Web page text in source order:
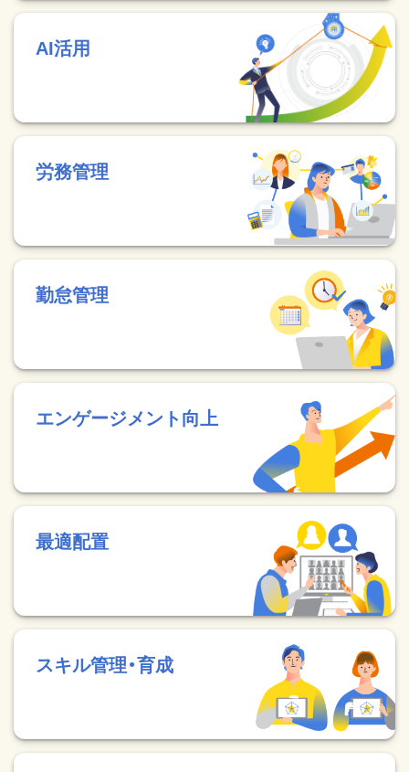
AI活用
労務管理
勤怠管理
エンゲージメント向上
最適配置
スキル管理・育成